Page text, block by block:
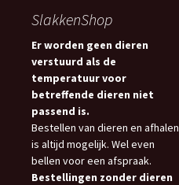
SlakkenShop
Er worden geen dieren
verstuurd als de
temperatuur voor
betreffende dieren niet
passend is.
Bestellen van dieren en afhalen
is altijd mogelijk. Wel even
bellen voor een afspraak.
Bestellingen zonder dieren